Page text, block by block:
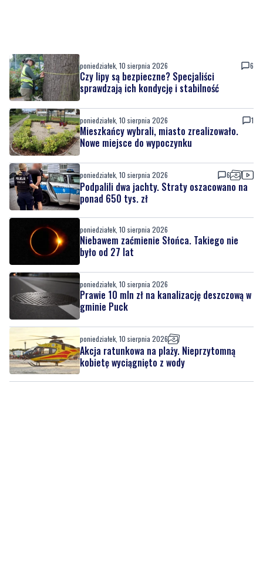
poniedziałek, 10 sierpnia 2026 6
Czy lipy są bezpieczne? Specjaliści
sprawdzają ich kondycję i stabilność
poniedziałek, 10 sierpnia 2026 1
Mieszkańcy wybrali, miasto zrealizowało.
Nowe miejsce do wypoczynku
poniedziałek, 10 sierpnia 2026 6
Podpalili dwa jachty. Straty oszacowano na
ponad 650 tys. zł
poniedziałek, 10 sierpnia 2026
Niebawem zaćmienie Słońca. Takiego nie
było od 27 lat
poniedziałek, 10 sierpnia 2026
Prawie 10 mln zł na kanalizację deszczową w
gminie Puck
poniedziałek, 10 sierpnia 2026
Akcja ratunkowa na plaży. Nieprzytomną
kobietę wyciągnięto z wody